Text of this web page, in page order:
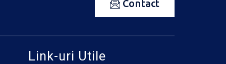
Contact
Link-uri Utile